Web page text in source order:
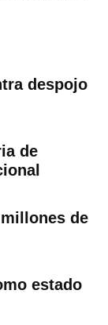
despojo
de
de
estado